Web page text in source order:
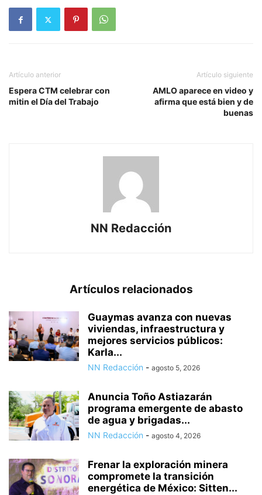
Artículo anterior
Espera CTM celebrar con
mitin el Día del Trabajo
Artículo siguiente
AMLO aparece en video y
afirma que está bien y de
buenas
NN Redacción
Artículos relacionados
Guaymas avanza con nuevas
viviendas, infraestructura y
mejores servicios públicos:
Karla...
NN Redacción - agosto 5, 2026
Anuncia Toño Astiazarán
programa emergente de abasto
de agua y brigadas...
NN Redacción - agosto 4, 2026
Frenar la exploración minera
compromete la transición
energética de México: Sitten...